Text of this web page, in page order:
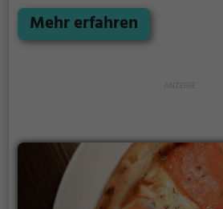
sowie vegetarischen
Ambiente lädt dazu ein, sich
für Gesundheitsbewusste
Mehr erfahren